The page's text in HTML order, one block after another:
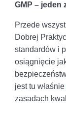
GMP – jeden
Przede
Dobrej
standardów i
osiągnięcie
jest tu właśnie
zasadach